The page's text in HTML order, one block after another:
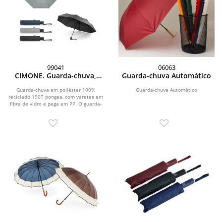
99041
CIMONE. Guarda-chuva,
100% reciclado com
abertura automática
Guarda-chuva em poliéster 100%
reciclado 190T pongee, com varetas em
fibra de vidro e pega em PP. O guarda-
06063
Guarda-chuva Automático
Guarda-chuva Automático